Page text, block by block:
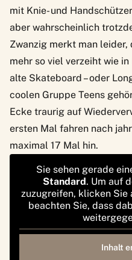
mit Knie- und
aber wahrscheinlich
Zwanzig merkt man
mehr so viel verzeiht wie
alte Skateboard – oder
coolen Gruppe Teens
Ecke traurig auf
ersten Mal fahren nach
maximal 17 Mal hin.
Sie sehen gerade
Standard. Um auf
zuzugreifen, klicken Sie
beachten Sie, dass
Inhalt